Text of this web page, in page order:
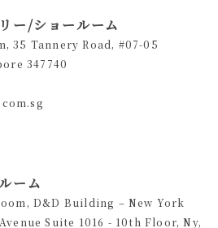
ー/ショールーム
35 Tannery Road, #07-05
347740
ーム
D&D Building – New York
Suite 1016 - 10th Floor, Ny,